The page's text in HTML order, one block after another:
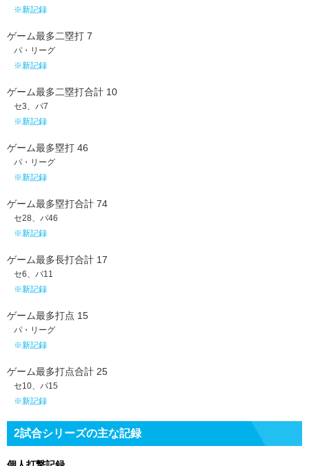
※新記録
ゲーム最多二塁打 7
パ・リーグ
※新記録
ゲーム最多二塁打合計 10
セ3、パ7
※新記録
ゲーム最多塁打 46
パ・リーグ
※新記録
ゲーム最多塁打合計 74
セ28、パ46
※新記録
ゲーム最多長打合計 17
セ6、パ11
※新記録
ゲーム最多打点 15
パ・リーグ
※新記録
ゲーム最多打点合計 25
セ10、パ15
※新記録
2試合シリーズの主な記録